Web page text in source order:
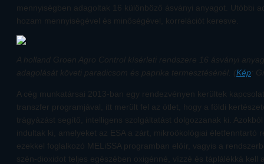
mennyiségben adagoltak 16 különböző ásványi anyagot. Utóbbi
hozam mennyiségével és minőségével, korrelációt keresve.
A holland Groen Agro Control kísérleti rendszere 16 ásványi
adagolását követi paradicsom és paprika termesztésénél. (Kép:
A cég munkatársai 2013-ban egy rendezvényen kerültek
transzfer programjával, itt merült fel az ötlet, hogy a földi
trágyázást segítő, intelligens szolgáltatást dolgozzanak ki.
indultak ki, amelyeket az ESA a zárt, mikroökológiai életfenntartó
ezekkel foglalkozó MELiSSA programban előír, vagyis a
szén-dioxidot teljes egészében oxigénné, vízzé és táplálékká kell